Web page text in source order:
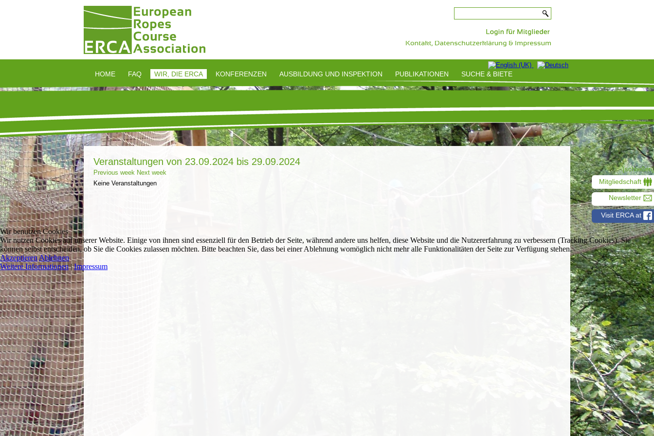
-
HOME FAQ WIR, DIE ERCA KONFERENZEN AUSBILDUNG UND INSPEKTION PUBLIKATIONEN SUCHE & BIETE
[schließen]
Mitgliedschaft
Newsletter
Visit ERCA at
Veranstaltungen von 23.09.2024 bis 29.09.2024
Previous week Next week
Keine Veranstaltungen
Wir benutzen Cookies
Wir nutzen Cookies auf unserer Website. Einige von ihnen sind essenziell für den Betrieb der Seite, während andere uns helfen, diese Website und die Nutzererfahrung zu verbessern (Tracking Cookies). Sie
können selbst entscheiden, ob Sie die Cookies zulassen möchten. Bitte beachten Sie, dass bei einer Ablehnung womöglich nicht mehr alle Funktionalitäten der Seite zur Verfügung stehen.
AkzeptierenAblehnen
Weitere Informationen|Impressum